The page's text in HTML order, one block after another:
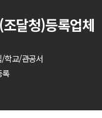
달청)등록업체
학교/관공서
록